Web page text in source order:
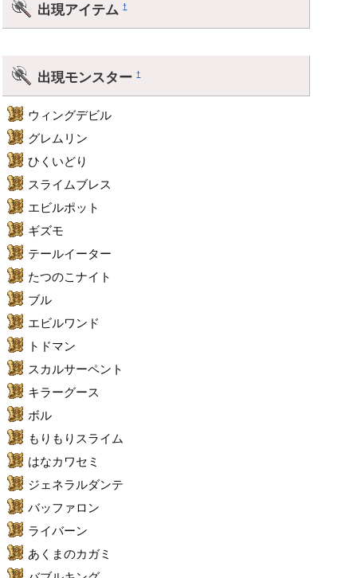
出現アイテム†
出現モンスター†
ウィングデビル
グレムリン
ひくいどり
スライムブレス
エビルポット
ギズモ
テールイーター
たつのこナイト
ブル
エビルワンド
トドマン
スカルサーペント
キラーグース
ボル
もりもりスライム
はなカワセミ
ジェネラルダンテ
バッファロン
ライバーン
あくまのカガミ